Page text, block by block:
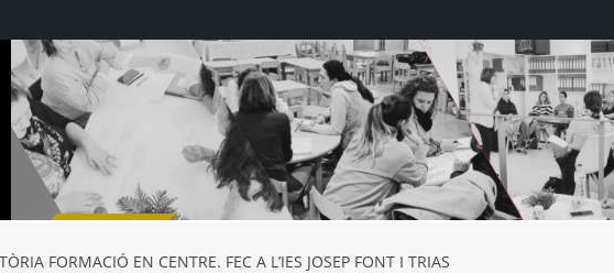
FORMACIÓ EN CENTRE. FEC A L’IES JOSEP FONT I TRIAS